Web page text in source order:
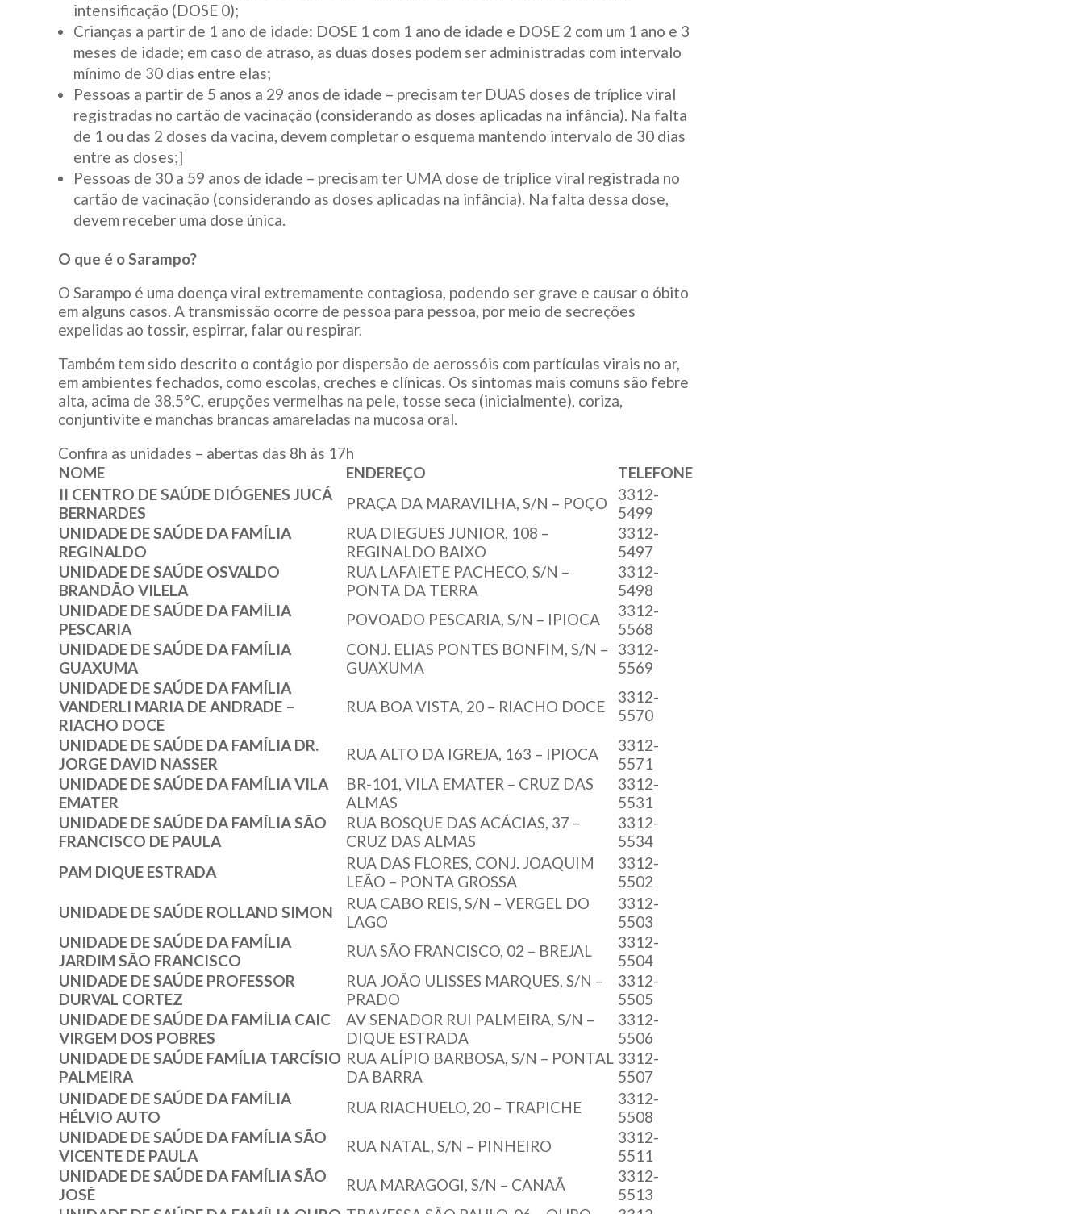
intensificação (DOSE 0);
Crianças a partir de 1 ano de idade: DOSE 1 com 1 ano de idade e DOSE 2 com um 1 ano e 3
meses de idade; em caso de atraso, as duas doses podem ser administradas com intervalo
mínimo de 30 dias entre elas;
Pessoas a partir de 5 anos a 29 anos de idade – precisam ter DUAS doses de tríplice viral
registradas no cartão de vacinação (considerando as doses aplicadas na infância). Na falta
de 1 ou das 2 doses da vacina, devem completar o esquema mantendo intervalo de 30 dias
entre as doses;]
Pessoas de 30 a 59 anos de idade – precisam ter UMA dose de tríplice viral registrada no
cartão de vacinação (considerando as doses aplicadas na infância). Na falta dessa dose,
devem receber uma dose única.
O que é o Sarampo?
O Sarampo é uma doença viral extremamente contagiosa, podendo ser grave e causar o óbito
em alguns casos. A transmissão ocorre de pessoa para pessoa, por meio de secreções
expelidas ao tossir, espirrar, falar ou respirar.
Também tem sido descrito o contágio por dispersão de aerossóis com partículas virais no ar,
em ambientes fechados, como escolas, creches e clínicas. Os sintomas mais comuns são febre
alta, acima de 38,5°C, erupções vermelhas na pele, tosse seca (inicialmente), coriza,
conjuntivite e manchas brancas amareladas na mucosa oral.
Confira as unidades – abertas das 8h às 17h
NOME
ENDEREÇO
TELEFONE
II CENTRO DE SAÚDE DIÓGENES JUCÁ
BERNARDES
PRAÇA DA MARAVILHA, S/N – POÇO
3312-
5499
UNIDADE DE SAÚDE DA FAMÍLIA
REGINALDO
RUA DIEGUES JUNIOR, 108 –
REGINALDO BAIXO
3312-
5497
UNIDADE DE SAÚDE OSVALDO
BRANDÃO VILELA
RUA LAFAIETE PACHECO, S/N –
PONTA DA TERRA
3312-
5498
UNIDADE DE SAÚDE DA FAMÍLIA
PESCARIA
POVOADO PESCARIA, S/N – IPIOCA
3312-
5568
UNIDADE DE SAÚDE DA FAMÍLIA
GUAXUMA
CONJ. ELIAS PONTES BONFIM, S/N –
GUAXUMA
3312-
5569
UNIDADE DE SAÚDE DA FAMÍLIA
VANDERLI MARIA DE ANDRADE –
RIACHO DOCE
RUA BOA VISTA, 20 – RIACHO DOCE
3312-
5570
UNIDADE DE SAÚDE DA FAMÍLIA DR.
JORGE DAVID NASSER
RUA ALTO DA IGREJA, 163 – IPIOCA
3312-
5571
UNIDADE DE SAÚDE DA FAMÍLIA VILA
EMATER
BR-101, VILA EMATER – CRUZ DAS
ALMAS
3312-
5531
UNIDADE DE SAÚDE DA FAMÍLIA SÃO
FRANCISCO DE PAULA
RUA BOSQUE DAS ACÁCIAS, 37 –
CRUZ DAS ALMAS
3312-
5534
PAM DIQUE ESTRADA
RUA DAS FLORES, CONJ. JOAQUIM
LEÃO – PONTA GROSSA
3312-
5502
UNIDADE DE SAÚDE ROLLAND SIMON
RUA CABO REIS, S/N – VERGEL DO
LAGO
3312-
5503
UNIDADE DE SAÚDE DA FAMÍLIA
JARDIM SÃO FRANCISCO
RUA SÃO FRANCISCO, 02 – BREJAL
3312-
5504
UNIDADE DE SAÚDE PROFESSOR
DURVAL CORTEZ
RUA JOÃO ULISSES MARQUES, S/N –
PRADO
3312-
5505
UNIDADE DE SAÚDE DA FAMÍLIA CAIC
VIRGEM DOS POBRES
AV SENADOR RUI PALMEIRA, S/N –
DIQUE ESTRADA
3312-
5506
UNIDADE DE SAÚDE FAMÍLIA TARCÍSIO
PALMEIRA
RUA ALÍPIO BARBOSA, S/N – PONTAL
DA BARRA
3312-
5507
UNIDADE DE SAÚDE DA FAMÍLIA
HÉLVIO AUTO
RUA RIACHUELO, 20 – TRAPICHE
3312-
5508
UNIDADE DE SAÚDE DA FAMÍLIA SÃO
VICENTE DE PAULA
RUA NATAL, S/N – PINHEIRO
3312-
5511
UNIDADE DE SAÚDE DA FAMÍLIA SÃO
JOSÉ
RUA MARAGOGI, S/N – CANAÃ
3312-
5513